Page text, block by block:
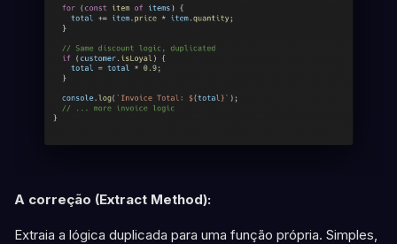
A correção (Extract Method):
Extraia a lógica duplicada para uma função própria. Simples,